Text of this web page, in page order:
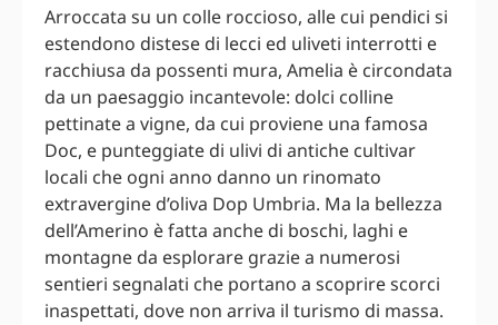
Arroccata su un colle roccioso, alle cui pendici si
estendono distese di lecci ed uliveti interrotti e
racchiusa da possenti mura, Amelia è circondata
da un paesaggio incantevole: dolci colline
pettinate a vigne, da cui proviene una famosa
Doc, e punteggiate di ulivi di antiche cultivar
locali che ogni anno danno un rinomato
extravergine d’oliva Dop Umbria. Ma la bellezza
dell’Amerino è fatta anche di boschi, laghi e
montagne da esplorare grazie a numerosi
sentieri segnalati che portano a scoprire scorci
inaspettati, dove non arriva il turismo di massa.